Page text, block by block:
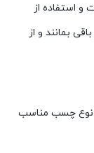
استفاده از
بمانند و از
نوع چسب مناسب